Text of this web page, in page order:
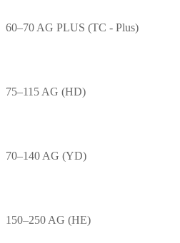
60–70 AG PLUS (TC - Plus)
75–115 AG (HD)
70–140 AG (YD)
150–250 AG (HE)